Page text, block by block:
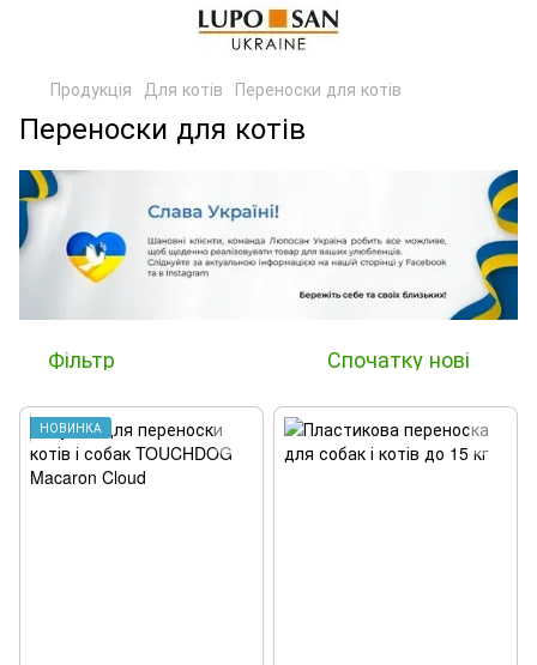
Продукція Для котів Переноски для котів
Переноски для котів
Фільтр Спочатку нові
НОВИНКА